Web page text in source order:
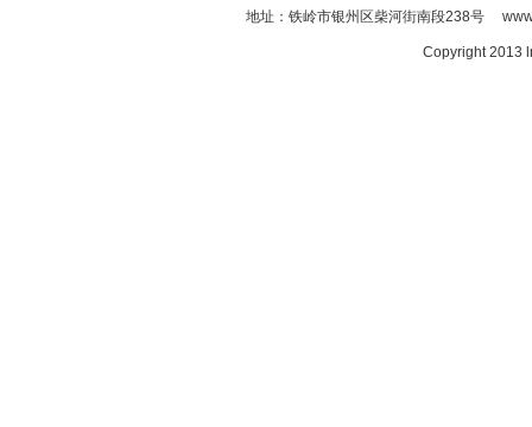
地址：铁岭市银州区柴河街南段238号
Copyright 2013